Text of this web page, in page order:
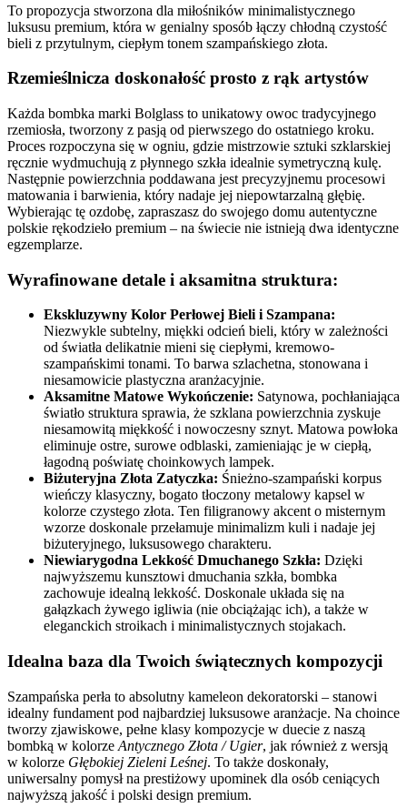
To propozycja stworzona dla miłośników minimalistycznego
luksusu premium, która w genialny sposób łączy chłodną czystość
bieli z przytulnym, ciepłym tonem szampańskiego złota.
Rzemieślnicza doskonałość prosto z rąk artystów
Każda bombka marki Bolglass to unikatowy owoc tradycyjnego
rzemiosła, tworzony z pasją od pierwszego do ostatniego kroku.
Proces rozpoczyna się w ogniu, gdzie mistrzowie sztuki szklarskiej
ręcznie wydmuchują z płynnego szkła idealnie symetryczną kulę.
Następnie powierzchnia poddawana jest precyzyjnemu procesowi
matowania i barwienia, który nadaje jej niepowtarzalną głębię.
Wybierając tę ozdobę, zapraszasz do swojego domu autentyczne
polskie rękodzieło premium – na świecie nie istnieją dwa identyczne
egzemplarze.
Wyrafinowane detale i aksamitna struktura:
Ekskluzywny Kolor Perłowej Bieli i Szampana:
Niezwykle subtelny, miękki odcień bieli, który w zależności
od światła delikatnie mieni się ciepłymi, kremowo-
szampańskimi tonami. To barwa szlachetna, stonowana i
niesamowicie plastyczna aranżacyjnie.
Aksamitne Matowe Wykończenie: Satynowa, pochłaniająca
światło struktura sprawia, że szklana powierzchnia zyskuje
niesamowitą miękkość i nowoczesny sznyt. Matowa powłoka
eliminuje ostre, surowe odblaski, zamieniając je w ciepłą,
łagodną poświatę choinkowych lampek.
Biżuteryjna Złota Zatyczka: Śnieżno-szampański korpus
wieńczy klasyczny, bogato tłoczony metalowy kapsel w
kolorze czystego złota. Ten filigranowy akcent o misternym
wzorze doskonale przełamuje minimalizm kuli i nadaje jej
biżuteryjnego, luksusowego charakteru.
Niewiarygodna Lekkość Dmuchanego Szkła: Dzięki
najwyższemu kunsztowi dmuchania szkła, bombka
zachowuje idealną lekkość. Doskonale układa się na
gałązkach żywego igliwia (nie obciążając ich), a także w
eleganckich stroikach i minimalistycznych stojakach.
Idealna baza dla Twoich świątecznych kompozycji
Szampańska perła to absolutny kameleon dekoratorski – stanowi
idealny fundament pod najbardziej luksusowe aranżacje. Na choince
tworzy zjawiskowe, pełne klasy kompozycje w duecie z naszą
bombką w kolorze Antycznego Złota / Ugier, jak również z wersją
w kolorze Głębokiej Zieleni Leśnej. To także doskonały,
uniwersalny pomysł na prestiżowy upominek dla osób ceniących
najwyższą jakość i polski design premium.